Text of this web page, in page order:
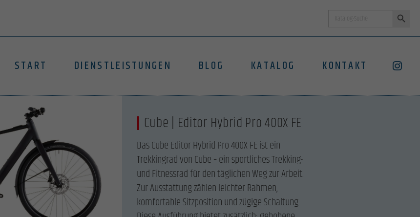
START DIENSTLEISTUNGEN BLOG KATALOG KONTAKT
Cube | Editor Hybrid Pro 400X FE
Das Cube Editor Hybrid Pro 400X FE ist ein
Trekkingrad von Cube – ein sportliches Trekking-
und Fitnessrad für den täglichen Weg zur Arbeit.
Zur Ausstattung zählen leichter Rahmen,
komfortable Sitzposition und zügige Schaltung.